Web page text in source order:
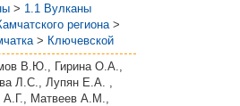
> 1.1 Вулканы
региона >
> Ключевской
В.Ю., Гирина О.А.,
Л.С., Лупян Е.А. ,
А.Г., Матвеев А.М.,